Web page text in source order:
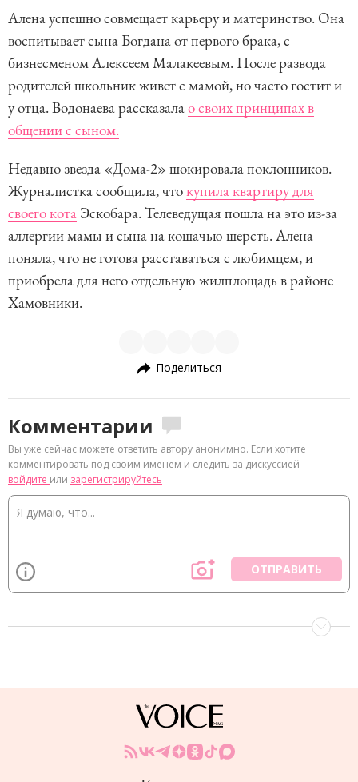
Алена успешно совмещает карьеру и материнство. Она
воспитывает сына Богдана от первого брака, с
бизнесменом Алексеем Малакеевым. После развода
родителей школьник живет с мамой, но часто гостит и
у отца. Водонаева рассказалао своих принципах в
общении с сыном.
Недавно звезда «Дома-2» шокировала поклонников.
Журналистка сообщила, чтокупила квартиру для
своего кота Эскобара. Телеведущая пошла на это из-за
аллергии мамы и сына на кошачью шерсть. Алена
поняла, что не готова расставаться с любимцем, и
приобрела для него отдельную жилплощадь в районе
Хамовники.
Поделиться
Комментарии
Вы уже сейчас можете ответить автору анонимно. Если хотите
комментировать под своим именем и следить за дискуссией —
войдите или зарегистрируйтесь
ОТПРАВИТЬ